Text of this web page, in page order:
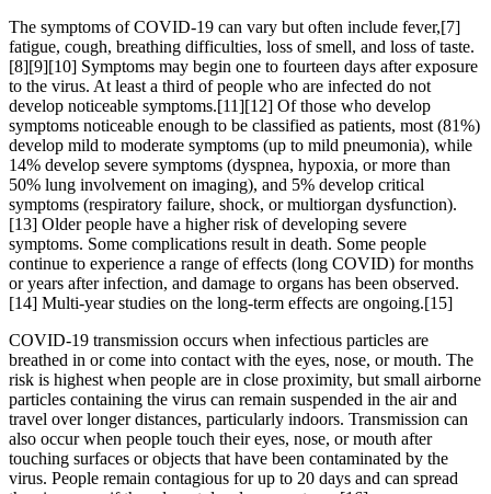
The symptoms of COVID‑19 can vary but often include fever,[7]
fatigue, cough, breathing difficulties, loss of smell, and loss of taste.
[8][9][10] Symptoms may begin one to fourteen days after exposure
to the virus. At least a third of people who are infected do not
develop noticeable symptoms.[11][12] Of those who develop
symptoms noticeable enough to be classified as patients, most (81%)
develop mild to moderate symptoms (up to mild pneumonia), while
14% develop severe symptoms (dyspnea, hypoxia, or more than
50% lung involvement on imaging), and 5% develop critical
symptoms (respiratory failure, shock, or multiorgan dysfunction).
[13] Older people have a higher risk of developing severe
symptoms. Some complications result in death. Some people
continue to experience a range of effects (long COVID) for months
or years after infection, and damage to organs has been observed.
[14] Multi-year studies on the long-term effects are ongoing.[15]
COVID‑19 transmission occurs when infectious particles are
breathed in or come into contact with the eyes, nose, or mouth. The
risk is highest when people are in close proximity, but small airborne
particles containing the virus can remain suspended in the air and
travel over longer distances, particularly indoors. Transmission can
also occur when people touch their eyes, nose, or mouth after
touching surfaces or objects that have been contaminated by the
virus. People remain contagious for up to 20 days and can spread